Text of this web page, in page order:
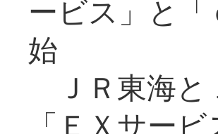
ービス」と
始
ＪＲ東海と
「ＥＸサー